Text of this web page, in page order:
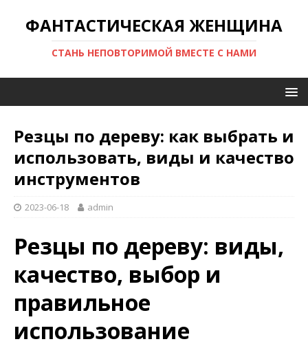
ФАНТАСТИЧЕСКАЯ ЖЕНЩИНА
СТАНЬ НЕПОВТОРИМОЙ ВМЕСТЕ С НАМИ
Резцы по дереву: как выбрать и
использовать, виды и качество
инструментов
2023-06-18 admin
Резцы по дереву: виды,
качество, выбор и
правильное
использование